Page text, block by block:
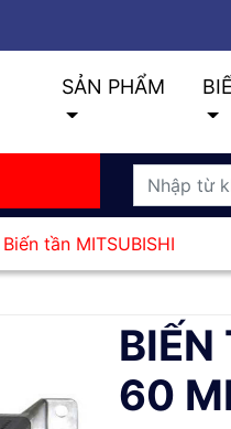
SẢN PHẨM
Biến tần MITSUBISHI
60